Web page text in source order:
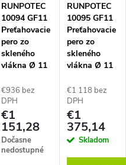
RUNPOTEC
10094 GF11
Preťahovacie
pero zo
skleného
vlákna Ø 11
150 m,
vrátane
pojazdného
navíjacieho
stojana
€936 bez
DPH
€1
151,28
Dočasne
nedostupné
RUNPOTEC
10095 GF11
Preťahovacie
pero zo
skleného
vlákna Ø 11
200 m,
vrátane
pojazdného
navíjacieho
stojana
€1 118 bez
DPH
€1
375,14
Skladom